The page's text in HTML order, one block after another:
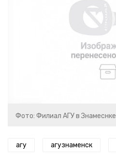
Фото: Филиал АГУ в Знамеснке
агу агузнаменск